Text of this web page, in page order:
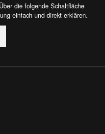
die folgende Schaltfläche
einfach und direkt erklären.